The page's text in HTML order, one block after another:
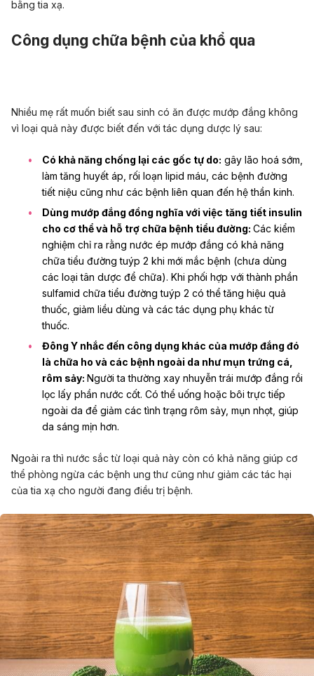
bằng tia xạ.
Công dụng chữa bệnh của khổ qua
Nhiều mẹ rất muốn biết sau sinh có ăn được mướp đắng không
vì loại quả này được biết đến với tác dụng dược lý sau:
Có khả năng chống lại các gốc tự do: gây lão hoá sớm,
làm tăng huyết áp, rối loạn lipid máu, các bệnh đường
tiết niệu cũng như các bệnh liên quan đến hệ thần kinh.
Dùng mướp đắng đồng nghĩa với việc tăng tiết insulin
cho cơ thể và hỗ trợ chữa bệnh tiểu đường: Các kiểm
nghiệm chỉ ra rằng nước ép mướp đắng có khả năng
chữa tiểu đường tuýp 2 khi mới mắc bệnh (chưa dùng
các loại tân dược để chữa). Khi phối hợp với thành phần
sulfamid chữa tiểu đường tuýp 2 có thể tăng hiệu quả
thuốc, giảm liều dùng và các tác dụng phụ khác từ
thuốc.
Đông Y nhắc đến công dụng khác của mướp đắng đó
là chữa ho và các bệnh ngoài da như mụn trứng cá,
rôm sảy: Người ta thường xay nhuyễn trái mướp đắng rồi
lọc lấy phần nước cốt. Có thể uống hoặc bôi trực tiếp
ngoài da để giảm các tình trạng rôm sảy, mụn nhọt, giúp
da sáng mịn hơn.
Ngoài ra thì nước sắc từ loại quả này còn có khả năng giúp cơ
thể phòng ngừa các bệnh ung thư cũng như giảm các tác hại
của tia xạ cho người đang điều trị bệnh.